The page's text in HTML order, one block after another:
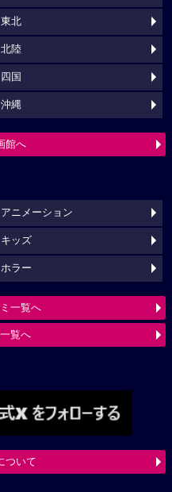
東北
北陸
四国
沖縄
館へ
アニメーション
キッズ
ホラー
一覧へ
覧へ
ついて